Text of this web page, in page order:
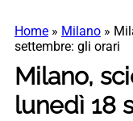
Home » Milano »
settembre: gli orari
Milano,
lunedì 18